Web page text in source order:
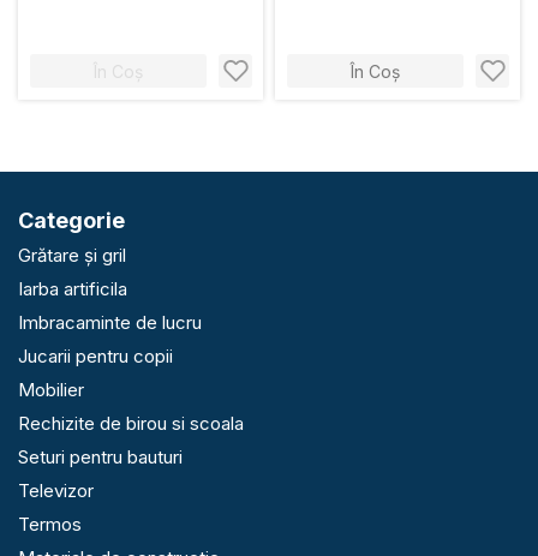
În Coș În Coș
Categorie
Grătare și gril
Iarba artificila
Imbracaminte de lucru
Jucarii pentru copii
Mobilier
Rechizite de birou si scoala
Seturi pentru bauturi
Televizor
Termos